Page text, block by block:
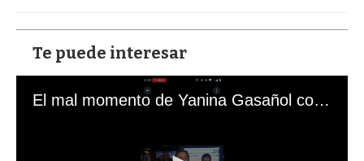
Te puede interesar
El mal momento de Yanina Gasañol con un hincha argentino en "Subrayado"